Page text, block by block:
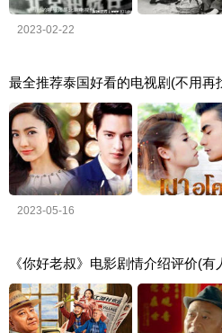
2023-02-22
最全推荐泰国好看的电视剧(不用再
2023-05-16
《你好老叔》电影剧情介绍评价(